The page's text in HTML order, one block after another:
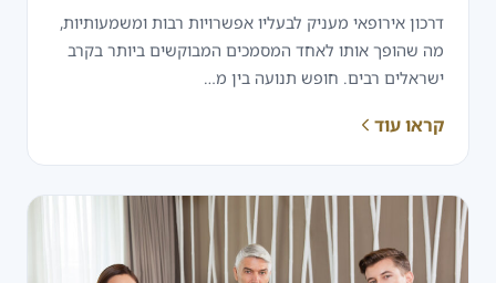
דרכון אירופאי מעניק לבעליו אפשרויות רבות ומשמעותיות,
מה שהופך אותו לאחד המסמכים המבוקשים ביותר בקרב
ישראלים רבים. חופש תנועה בין מ…
קראו עוד